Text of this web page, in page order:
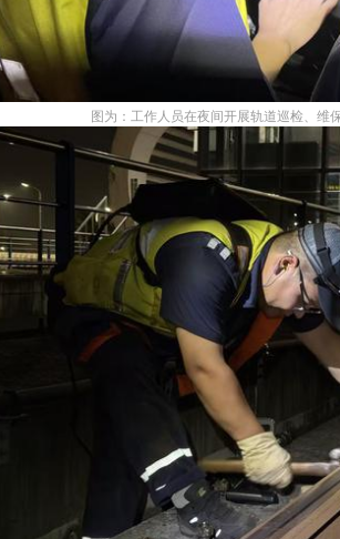
图为：工作人员在夜间开展轨道巡检、维